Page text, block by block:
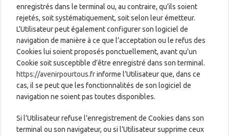
enregistrés dans le terminal ou, au contraire, qu’ils soient
rejetés, soit systématiquement, soit selon leur émetteur.
L’Utilisateur peut également configurer son logiciel de
navigation de manière à ce que l’acceptation ou le refus des
Cookies lui soient proposés ponctuellement, avant qu’un
Cookie soit susceptible d’être enregistré dans son terminal.
https://avenirpourtous.frinforme l’Utilisateur que, dans ce
cas, il se peut que les fonctionnalités de son logiciel de
navigation ne soient pas toutes disponibles.
Si l’Utilisateur refuse l’enregistrement de Cookies dans son
terminal ou son navigateur, ou si l’Utilisateur supprime ceux